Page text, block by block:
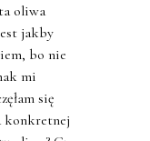
oliwa
jakby
bo nie
mi
się
konkretnej